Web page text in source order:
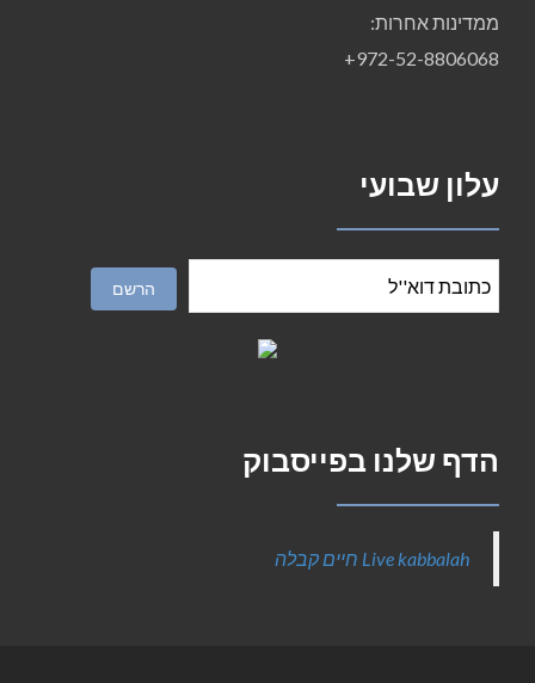
ממדינות אחרות:
972-52-8806068+
עלון שבועי
הדף שלנו בפייסבוק
‎Live kabbalah חיים קבלה‎